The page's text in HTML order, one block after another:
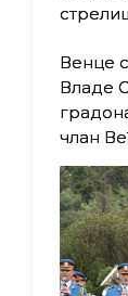
Венце
Владе
члан